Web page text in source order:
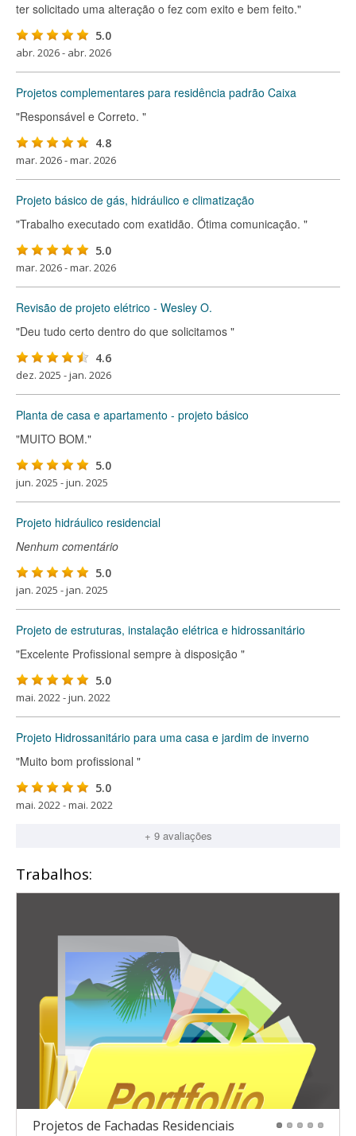
ter solicitado uma alteração o fez com exito e bem feito."
5.0
abr. 2026 - abr. 2026
Projetos complementares para residência padrão Caixa
"Responsável e Correto. "
4.8
mar. 2026 - mar. 2026
Projeto básico de gás, hidráulico e climatização
"Trabalho executado com exatidão. Ótima comunicação. "
5.0
mar. 2026 - mar. 2026
Revisão de projeto elétrico - Wesley O.
"Deu tudo certo dentro do que solicitamos "
4.6
dez. 2025 - jan. 2026
Planta de casa e apartamento - projeto básico
"MUITO BOM."
5.0
jun. 2025 - jun. 2025
Projeto hidráulico residencial
Nenhum comentário
5.0
jan. 2025 - jan. 2025
Projeto de estruturas, instalação elétrica e hidrossanitário
"Excelente Profissional sempre à disposição "
5.0
mai. 2022 - jun. 2022
Projeto Hidrossanitário para uma casa e jardim de inverno
"Muito bom profissional "
5.0
mai. 2022 - mai. 2022
+ 9 avaliações
Trabalhos:
Projetos de Fachadas Residenciais